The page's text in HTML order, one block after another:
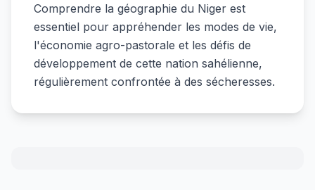
Comprendre la géographie du Niger est
essentiel pour appréhender les modes de vie,
l'économie agro-pastorale et les défis de
développement de cette nation sahélienne,
régulièrement confrontée à des sécheresses.